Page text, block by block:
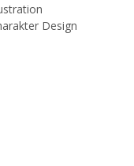
Design